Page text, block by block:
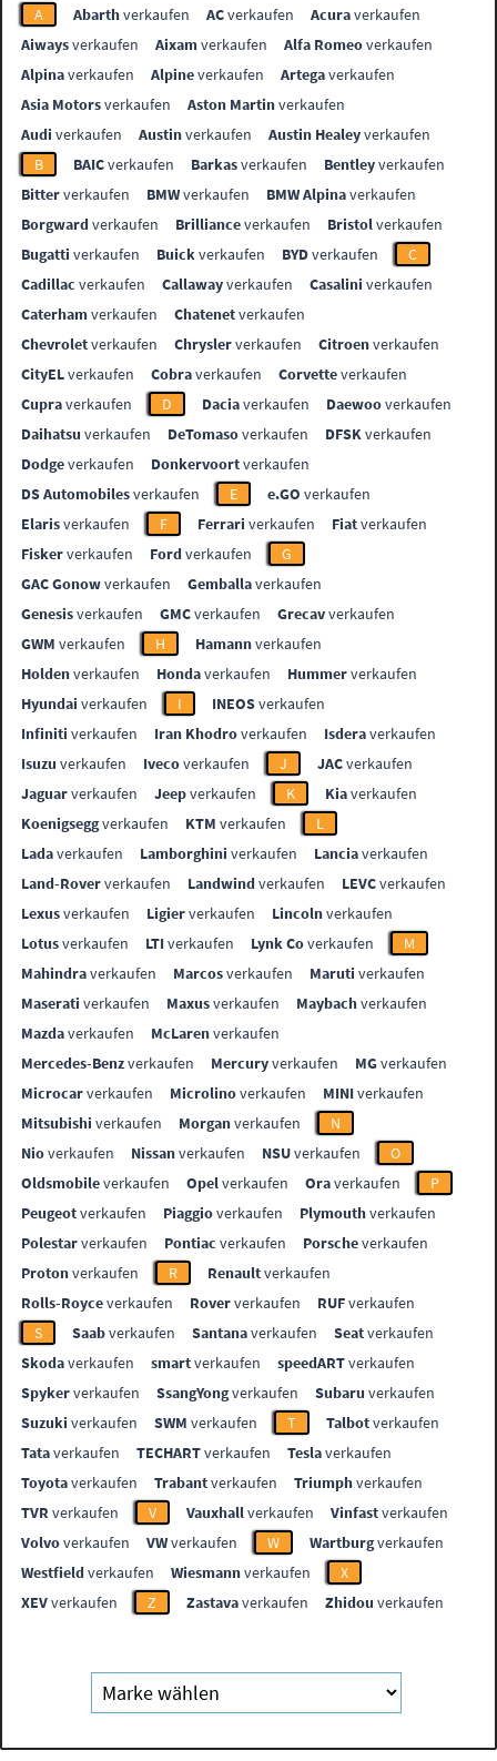
A Abarthverkaufen ACverkaufen Acuraverkaufen
Aiwaysverkaufen Aixamverkaufen Alfa Romeoverkaufen
Alpinaverkaufen Alpineverkaufen Artegaverkaufen
Asia Motorsverkaufen Aston Martinverkaufen
Audi verkaufen Austinverkaufen Austin Healeyverkaufen
B
BAICverkaufen Barkasverkaufen Bentleyverkaufen
Bitterverkaufen BMWverkaufen BMW Alpinaverkaufen
Borgwardverkaufen Brillianceverkaufen Bristolverkaufen
Bugatti verkaufen Buickverkaufen BYDverkaufen
C
Cadillac verkaufen Callawayverkaufen Casalini verkaufen
Caterhamverkaufen Chatenetverkaufen
Chevroletverkaufen Chryslerverkaufen Citroenverkaufen
CityELverkaufen Cobraverkaufen Corvetteverkaufen
Cupraverkaufen D Daciaverkaufen Daewooverkaufen
Daihatsu verkaufen DeTomasoverkaufen DFSKverkaufen
Dodgeverkaufen Donkervoortverkaufen
DS Automobilesverkaufen E e.GO verkaufen
Elarisverkaufen F Ferrari verkaufen Fiatverkaufen
Fiskerverkaufen Fordverkaufen
G
GAC Gonowverkaufen Gemballaverkaufen
Genesisverkaufen GMCverkaufen Grecavverkaufen
GWM verkaufen H Hamannverkaufen
Holdenverkaufen Hondaverkaufen Hummerverkaufen
Hyundai verkaufen I INEOSverkaufen
Infiniti verkaufen Iran Khodroverkaufen Isderaverkaufen
Isuzu verkaufen Ivecoverkaufen J JACverkaufen
Jaguarverkaufen Jeepverkaufen K Kiaverkaufen
Koenigseggverkaufen KTM verkaufen
L
Ladaverkaufen Lamborghini verkaufen Lanciaverkaufen
Land-Roververkaufen Landwindverkaufen LEVCverkaufen
Lexusverkaufen Ligierverkaufen Lincolnverkaufen
Lotusverkaufen LTIverkaufen Lynk Coverkaufen
M
Mahindraverkaufen Marcosverkaufen Maruti verkaufen
Maserati verkaufen Maxusverkaufen Maybachverkaufen
Mazdaverkaufen McLarenverkaufen
Mercedes-Benzverkaufen Mercuryverkaufen MGverkaufen
Microcarverkaufen Microlinoverkaufen MINIverkaufen
Mitsubishi verkaufen Morganverkaufen
N
Nioverkaufen Nissanverkaufen NSUverkaufen
O
Oldsmobileverkaufen Opelverkaufen Oraverkaufen
P
Peugeotverkaufen Piaggioverkaufen Plymouthverkaufen
Polestarverkaufen Pontiac verkaufen Porscheverkaufen
Protonverkaufen R Renaultverkaufen
Rolls-Royceverkaufen Roververkaufen RUFverkaufen
S
Saabverkaufen Santanaverkaufen Seatverkaufen
Skodaverkaufen smartverkaufen speedARTverkaufen
Spykerverkaufen SsangYongverkaufen Subaru verkaufen
Suzuki verkaufen SWM verkaufen T Talbotverkaufen
Tataverkaufen TECHARTverkaufen Teslaverkaufen
Toyotaverkaufen Trabantverkaufen Triumphverkaufen
TVR verkaufen V Vauxhallverkaufen Vinfastverkaufen
Volvoverkaufen VWverkaufen W Wartburgverkaufen
Westfieldverkaufen Wiesmannverkaufen
X
XEVverkaufen Z Zastavaverkaufen Zhidou verkaufen